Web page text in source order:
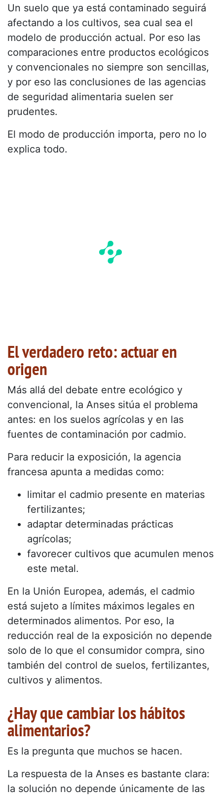
Un suelo que ya está contaminado seguirá
afectando a los cultivos, sea cual sea el
modelo de producción actual. Por eso las
comparaciones entre productos ecológicos
y convencionales no siempre son sencillas,
y por eso las conclusiones de las agencias
de seguridad alimentaria suelen ser
prudentes.
El modo de producción importa, pero no lo
explica todo.
El verdadero reto: actuar en
origen
Más allá del debate entre ecológico y
convencional, la Anses sitúa el problema
antes: en los suelos agrícolas y en las
fuentes de contaminación por cadmio.
Para reducir la exposición, la agencia
francesa apunta a medidas como:
limitar el cadmio presente en materias
fertilizantes;
adaptar determinadas prácticas
agrícolas;
favorecer cultivos que acumulen menos
este metal.
En la Unión Europea, además, el cadmio
está sujeto a límites máximos legales en
determinados alimentos. Por eso, la
reducción real de la exposición no depende
solo de lo que el consumidor compra, sino
también del control de suelos, fertilizantes,
cultivos y alimentos.
¿Hay que cambiar los hábitos
alimentarios?
Es la pregunta que muchos se hacen.
La respuesta de la Anses es bastante clara:
la solución no depende únicamente de las